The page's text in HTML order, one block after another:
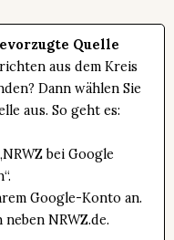
Quelle
aus dem Kreis
Dann wählen Sie
aus. So geht es:
bei Google
Google-Konto an.
NRWZ.de.